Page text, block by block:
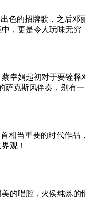
色的招牌歌，之后
，更是令人玩味无穷
幸娟起初对于要铨
萨克斯风伴奏，别有
相当重要的时代作
观！
的唱腔，火侯纯炼